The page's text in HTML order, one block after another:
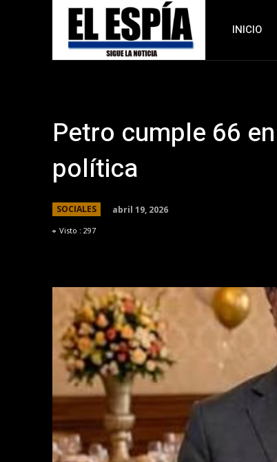
INICIO
Petro cumple 66
política
SOCIALES abril 19, 2026
Visto : 297